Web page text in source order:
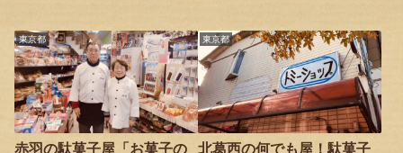
東京都
赤羽の駄菓子屋「お菓子の
東京都
北葛西の何でも屋！駄菓子